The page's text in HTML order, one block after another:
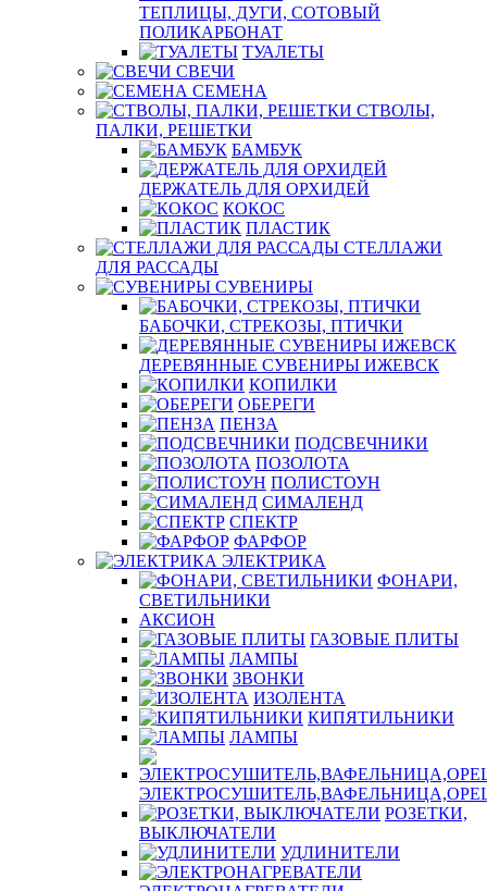
ТЕПЛИЦЫ, ДУГИ, СОТОВЫЙ
ПОЛИКАРБОНАТ
ТУАЛЕТЫ
СВЕЧИ
СЕМЕНА
СТВОЛЫ,
ПАЛКИ, РЕШЕТКИ
БАМБУК
ДЕРЖАТЕЛЬ ДЛЯ ОРХИДЕЙ
КОКОС
ПЛАСТИК
СТЕЛЛАЖИ
ДЛЯ РАССАДЫ
СУВЕНИРЫ
БАБОЧКИ, СТРЕКОЗЫ, ПТИЧКИ
ДЕРЕВЯННЫЕ СУВЕНИРЫ ИЖЕВСК
КОПИЛКИ
ОБЕРЕГИ
ПЕНЗА
ПОДСВЕЧНИКИ
ПОЗОЛОТА
ПОЛИСТОУН
СИМАЛЕНД
СПЕКТР
ФАРФОР
ЭЛЕКТРИКА
ФОНАРИ,
СВЕТИЛЬНИКИ
АКСИОН
ГАЗОВЫЕ ПЛИТЫ
ЛАМПЫ
ЗВОНКИ
ИЗОЛЕНТА
КИПЯТИЛЬНИКИ
ЛАМПЫ
РОЗЕТКИ,
ВЫКЛЮЧАТЕЛИ
УДЛИНИТЕЛИ